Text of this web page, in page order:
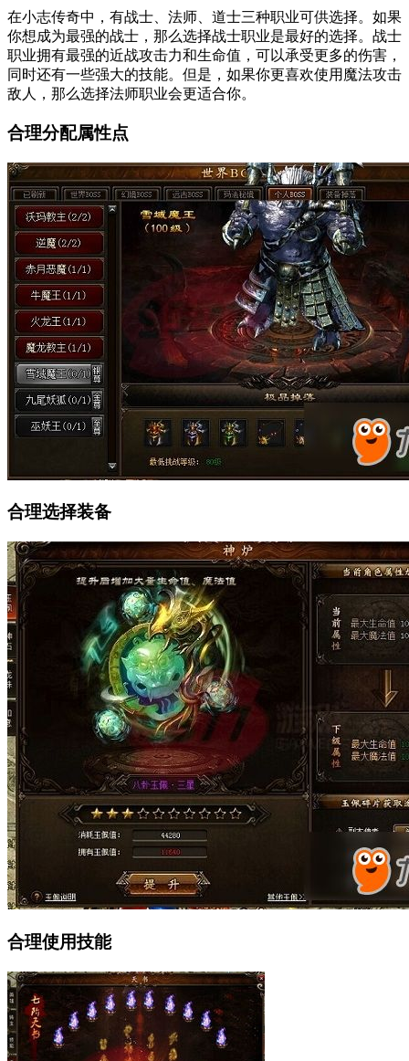
在小志传奇中，有战士、法师、道士三种职业可供选择。如果
你想成为最强的战士，那么选择战士职业是最好的选择。战士
职业拥有最强的近战攻击力和生命值，可以承受更多的伤害，
同时还有一些强大的技能。但是，如果你更喜欢使用魔法攻击
敌人，那么选择法师职业会更适合你。
合理分配属性点
合理选择装备
合理使用技能